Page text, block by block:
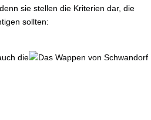
sie stellen die Kriterien dar, die
sollten:
die